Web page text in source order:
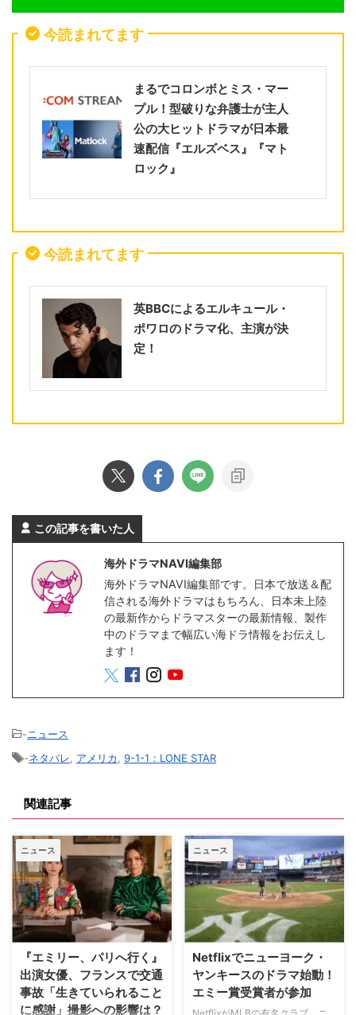
今読まれてます
まるでコロンボとミス・マー
プル！型破りな弁護士が主人
公の大ヒットドラマが日本最
速配信『エルズベス』『マト
ロック』
今読まれてます
英BBCによるエルキュール・
ポワロのドラマ化、主演が決
定！
この記事を書いた人
海外ドラマNAVI編集部
海外ドラマNAVI編集部です。日本で放送＆配
信される海外ドラマはもちろん、日本未上陸
の最新作からドラマスターの最新情報、製作
中のドラマまで幅広い海ドラ情報をお伝えし
ます！
-ニュース
-ネタバレ, アメリカ, 9-1-1：LONE STAR
関連記事
ニュース
『エミリー、パリへ行く』
出演女優、フランスで交通
事故「生きていられること
に感謝」撮影への影響は？
ニュース
Netflixでニューヨーク・
ヤンキースのドラマ始動！
エミー賞受賞者が参加